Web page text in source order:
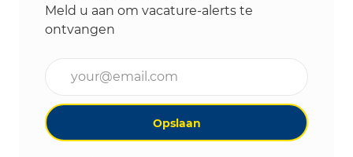
Meld u aan om vacature-alerts te
ontvangen
Opslaan